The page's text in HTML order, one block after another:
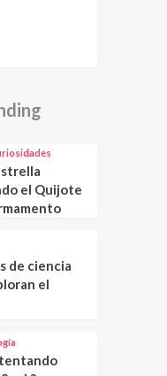
el Quijote
de ciencia
el